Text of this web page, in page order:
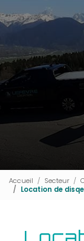
Accueil Secteur
Location de